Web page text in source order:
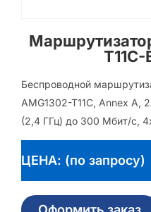
T11C-
Беспроводной
AMG1302-T11C, Annex A,
(2,4 ГГц) до 300 Мбит/с,
ЦЕНА: (по запросу)